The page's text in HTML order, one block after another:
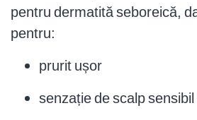
pentru dermatită seboreică,
pentru:
prurit ușor
senzație de scalp sensibil